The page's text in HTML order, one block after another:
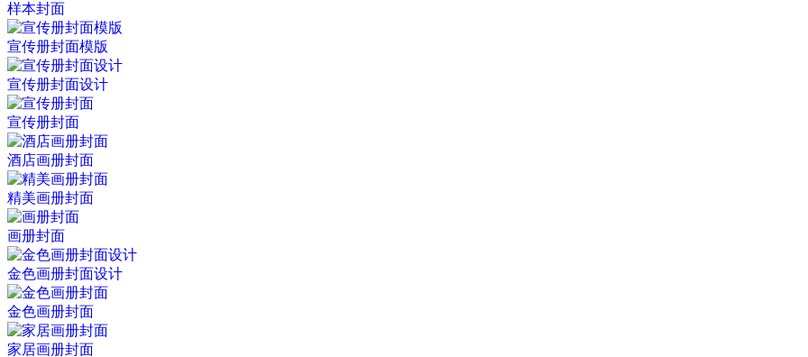
样本封面
宣传册封面模版
宣传册封面设计
宣传册封面
酒店画册封面
精美画册封面
画册封面
金色画册封面设计
金色画册封面
家居画册封面